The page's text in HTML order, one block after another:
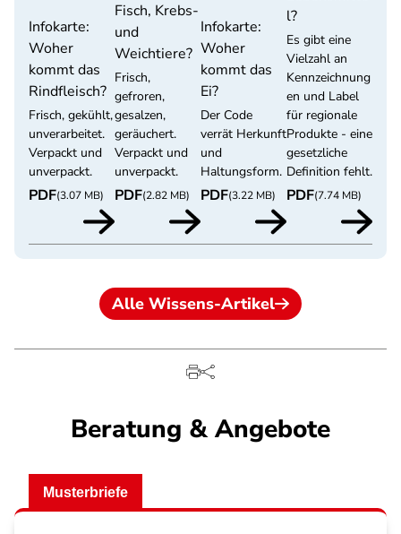
Infokarte:
Woher
kommt das
Rindfleisch?
Frisch, gekühlt,
unverarbeitet.
Verpackt und
unverpackt.
PDF(3.07 MB)
Fisch, Krebs-
und
Weichtiere?
Frisch,
gefroren,
gesalzen,
geräuchert.
Verpackt und
unverpackt.
PDF(2.82 MB)
Infokarte:
Woher
kommt das
Ei?
Der Code
verrät Herkunft
und
Haltungsform.
PDF(3.22 MB)
l?
Es gibt eine
Vielzahl an
Kennzeichnung
en und Label
für regionale
Produkte - eine
gesetzliche
Definition fehlt.
PDF(7.74 MB)
Alle Wissens-Artikel
Beratung & Angebote
Musterbriefe